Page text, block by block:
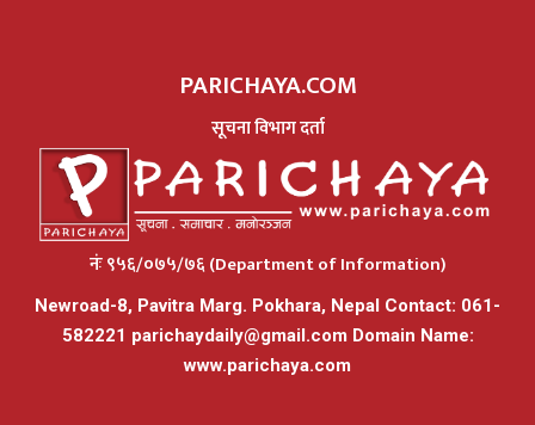
PARICHAYA.COM
सूचना विभाग दर्ता
नंः ९५६/०७५/७६ (Department of Information)
Newroad-8, Pavitra Marg. Pokhara, Nepal Contact: 061-
582221 parichaydaily@gmail.comDomain Name:
www.parichaya.com